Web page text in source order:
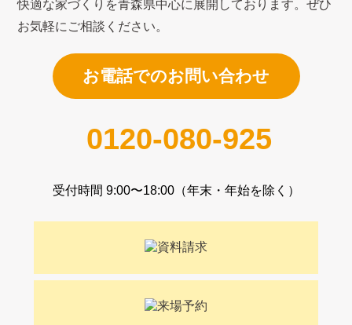
快適な家づくり を青森県中心に展開しております。ぜひ
お気軽にご相談ください。
お電話でのお問い合わせ
0120-080-925
受付時間 9:00〜18:00（年末・年始を除く）